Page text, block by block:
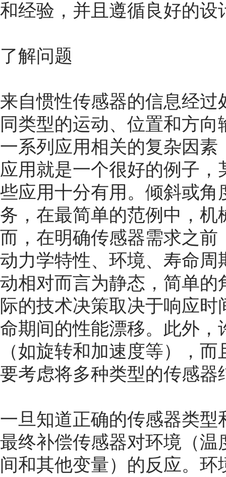
和经验，并且遵循良好的设
了解问题
来自惯性传感器的信息经
同类型的运动、位置和方
一系列应用相关的复杂因
应用就是一个很好的例子
些应用十分有用。倾斜或
务，在最简单的范例中，
而，在明确传感器需求之
动力学特性、环境、寿命
动相对而言为静态，简单
际的技术决策取决于响应
命期间的性能漂移。此外
（如旋转和加速度等），
要考虑将多种类型的传感器
一旦知道正确的传感器类
最终补偿传感器对环境（
间和其他变量）的反应。